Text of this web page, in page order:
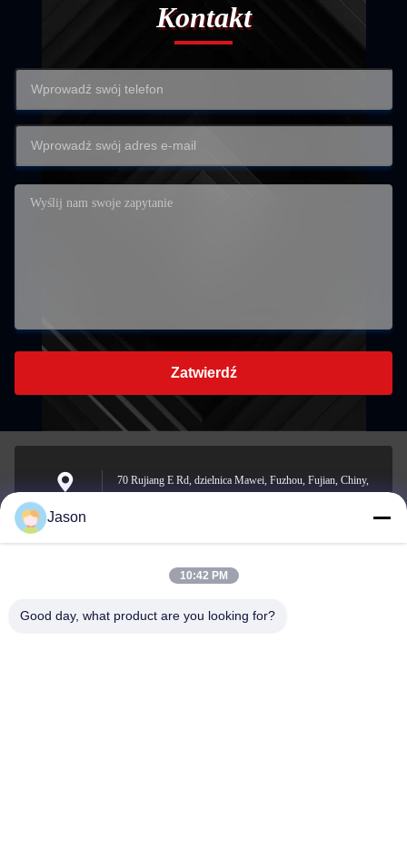
Kontakt
Zatwierdź
70 Rujiang E Rd, dzielnica Mawei, Fuzhou, Fujian, Chiny,
Wiadomość
elektroniczna
Jason
10:42 PM
Good day, what product are you looking for?